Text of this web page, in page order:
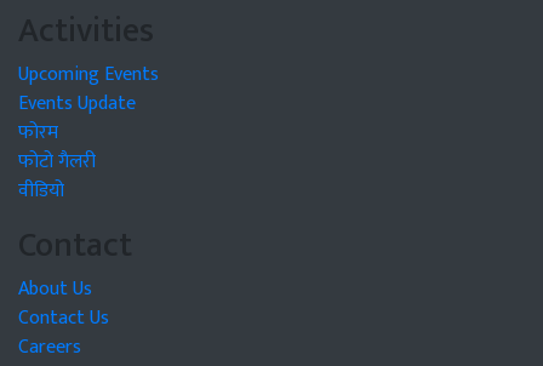
Activities
Upcoming Events
Events Update
फोरम
फोटो गैलरी
वीडियो
Contact
About Us
Contact Us
Careers